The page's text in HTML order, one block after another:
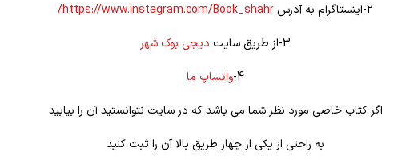
2-اینستاگرام به آدرس
https://www.instagram.com/Book_shahr/
3-از طریق سایت
دیجی بوک شهر
4- واتساپ ما
اگر کتاب خاصی مورد نظر شما می باشد که در سایت نتوانستید آن را بیابید
به راحتی از یکی از چهار طریق بالا آن را ثبت کنید